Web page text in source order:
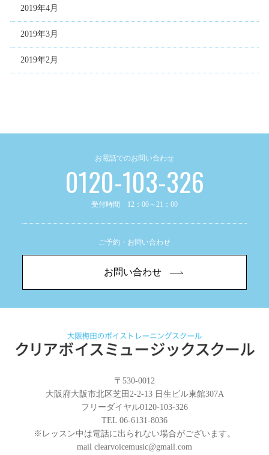
2019年4月
2019年3月
2019年2月
お電話でのお問い合わせ
0120-103-326
受付時間 12：00～21：00
ご予約・お問い合わせ
お問い合わせ
〒530-0012
大阪府大阪市北区芝田2-2-13 日生ビル東館307A
フリーダイヤル0120-103-326
TEL 06-6131-8036
※レッスン中は電話に出られない場合がございます。
mail clearvoicemusic@gmail.com